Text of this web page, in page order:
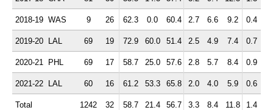
2018-19 WAS 9 26 62.3 0.0 60.4 2.7 6.6 9.2 0.4
2019-20 LAL 69 19 72.9 60.0 51.4 2.5 4.9 7.4 0.7
2020-21 PHL 69 17 58.7 25.0 57.6 2.8 5.7 8.4 0.9
2021-22 LAL 60 16 61.2 53.3 65.8 2.0 4.0 5.9 0.6
Total 1242 32 58.7 21.4 56.7 3.3 8.4 11.8 1.4